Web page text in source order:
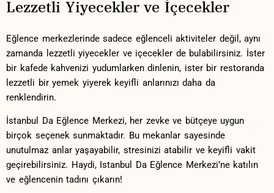
Lezzetli Yiyecekler ve İçecekler
Eğlence⁤ merkezlerinde sadece eğlenceli aktiviteler ‌değil, aynı
zamanda lezzetli yiyecekler ve⁢ içecekler de bulabilirsiniz. İster
bir kafede kahvenizi ​yudumlarken dinlenin, ister bir restoranda
lezzetli bir yemek yiyerek keyifli anlarınızı daha⁤ da
renklendirin.
İstanbul Da Eğlence Merkezi, her zevke ve bütçeye uygun
birçok⁣ seçenek sunmaktadır. Bu mekanlar ⁤sayesinde
unutulmaz⁤ anlar yaşayabilir, stresinizi atabilir ⁣ve keyifli vakit
geçirebilirsiniz. Haydi, Istanbul Da Eğlence Merkezi’ne katılın
ve eğlencenin ‌tadını çıkarın!